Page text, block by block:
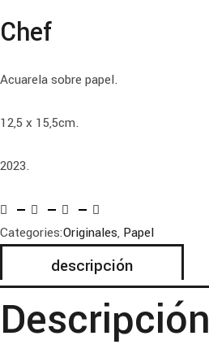
Chef
Acuarela sobre papel.
12,5 x 15,5cm.
2023.
Categories:Originales, Papel
descripción
Descripción